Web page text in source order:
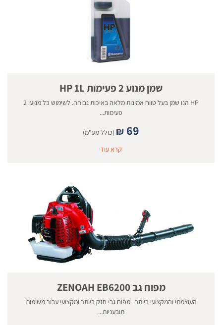
שמן מנוע 2 פעימות HP 1L
HP הנו שמן בעל טווח אמינות מלאה באיכות גבוהה. לשימוש כל מנועי 2
פעימות...
₪ 69
(כולל מע"מ)
קרא עוד
מפוח גב ZENOAH EB6200
העוצמתי והמקצועי ביותר. מפוח גבי חזק ביותר ומקצועי עבור משימות
תובעניות...